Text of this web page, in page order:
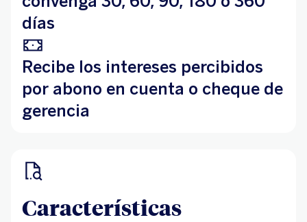
días
Recibe los intereses percibidos
por abono en cuenta o cheque de
gerencia
Características